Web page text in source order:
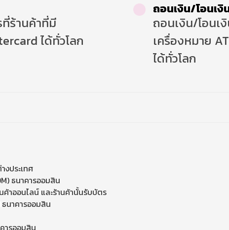
ที่ร้านค้าที่มี
ได้ทั่วโลก
ถอนเงิน/โอนเ
ถอนเงิน/โอน
เครื่องหมาย
ได้ทั่วโลก
งประเทศ
ธนาคารออมสิน
ค้าออนไลน์ และร้านค้านั้นรับบัตร
ธนาคารออมสิน